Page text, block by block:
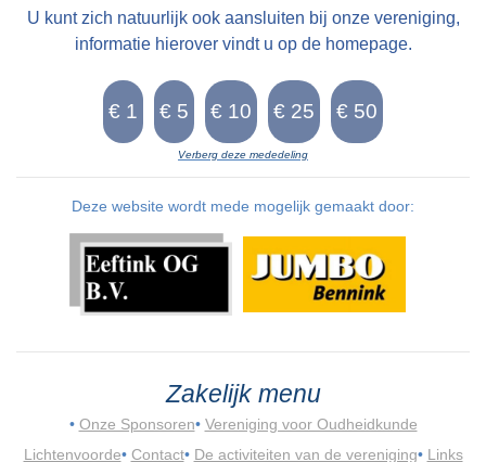
U kunt zich natuurlijk ook aansluiten bij onze vereniging,
informatie hierover vindt u op de homepage.
Verberg deze mededeling
Deze website wordt mede mogelijk gemaakt door:
Zakelijk menu
• Onze Sponsoren• Vereniging voor Oudheidkunde
Lichtenvoorde• Contact• De activiteiten van de vereniging• Links